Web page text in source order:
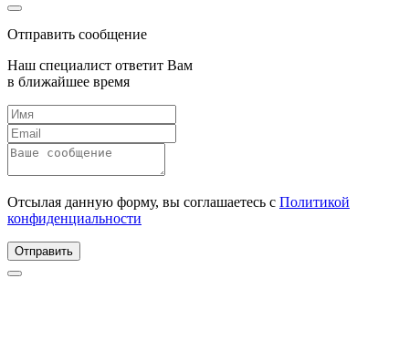
Отправить сообщение
Наш специалист ответит Вам
в ближайшее время
Отсылая данную форму, вы соглашаетесь с Политикой
конфиденциальности
Отправить